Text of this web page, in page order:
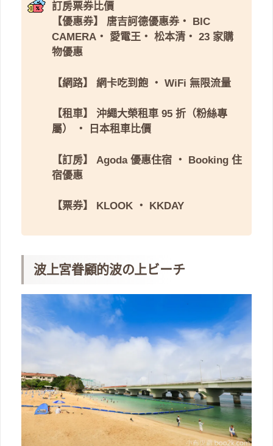
訂房票券比價
【優惠券】
唐吉訶德優惠券・
BIC
CAMERA ・ 愛電王 ・ 松本清 ・ 23 家購
物優惠
【網路】 網卡吃到飽 ・ WiFi 無限流量
【租車】
沖繩大榮租車 95 折（粉絲專
屬）
・ 日本租車比價
【訂房】 Agoda 優惠住宿 ・ Booking 住
宿優惠
【票券】 KLOOK ・ KKDAY
波上宮眷顧的波の上ビーチ